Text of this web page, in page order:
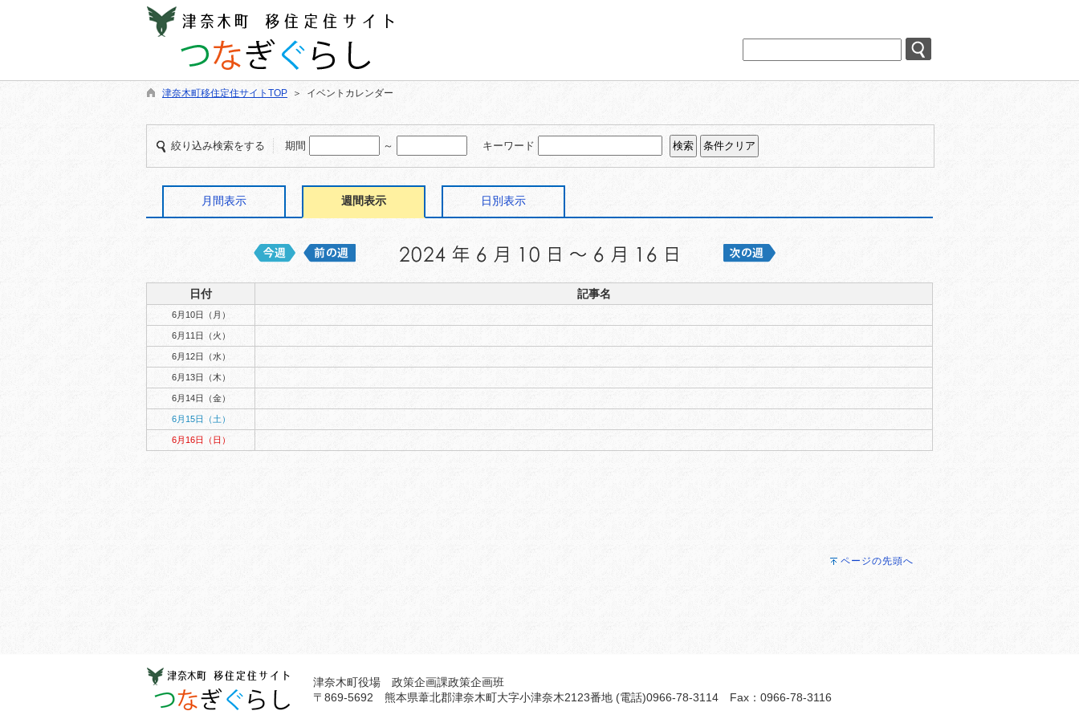
津奈木町移住定住サイトTOP ＞ イベントカレンダー
絞り込み検索をする 期間 ～ キーワード
月間表示 週間表示 日別表示
日付 記事名
6月10日（月）
6月11日（火）
6月12日（水）
6月13日（木）
6月14日（金）
6月15日（土）
6月16日（日）
ページの先頭へ
津奈木町役場 政策企画課政策企画班
〒869-5692 熊本県葦北郡津奈木町大字小津奈木2123番地 (電話)0966-78-3114 Fax：0966-78-3116